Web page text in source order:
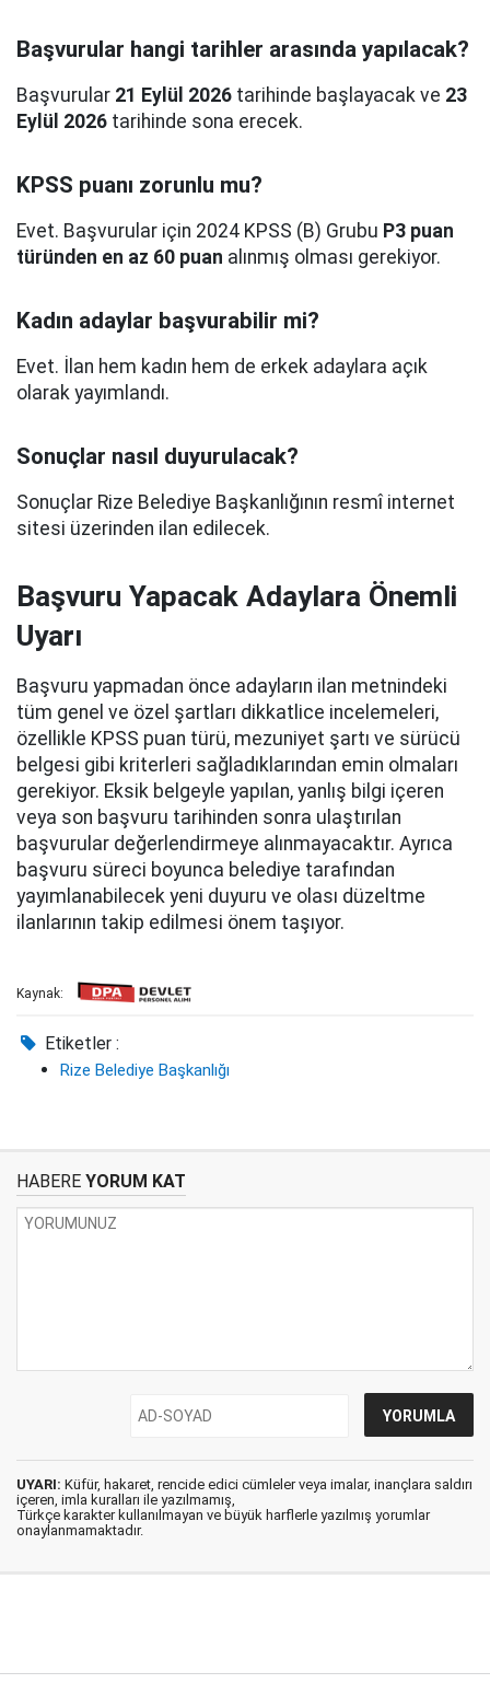
Başvurular hangi tarihler arasında yapılacak?
Başvurular 21 Eylül 2026 tarihinde başlayacak ve 23
Eylül 2026 tarihinde sona erecek.
KPSS puanı zorunlu mu?
Evet. Başvurular için 2024 KPSS (B) Grubu P3 puan
türünden en az 60 puan alınmış olması gerekiyor.
Kadın adaylar başvurabilir mi?
Evet. İlan hem kadın hem de erkek adaylara açık
olarak yayımlandı.
Sonuçlar nasıl duyurulacak?
Sonuçlar Rize Belediye Başkanlığının resmî internet
sitesi üzerinden ilan edilecek.
Başvuru Yapacak Adaylara Önemli
Uyarı
Başvuru yapmadan önce adayların ilan metnindeki
tüm genel ve özel şartları dikkatlice incelemeleri,
özellikle KPSS puan türü, mezuniyet şartı ve sürücü
belgesi gibi kriterleri sağladıklarından emin olmaları
gerekiyor. Eksik belgeyle yapılan, yanlış bilgi içeren
veya son başvuru tarihinden sonra ulaştırılan
başvurular değerlendirmeye alınmayacaktır. Ayrıca
başvuru süreci boyunca belediye tarafından
yayımlanabilecek yeni duyuru ve olası düzeltme
ilanlarının takip edilmesi önem taşıyor.
Kaynak:
Etiketler :
Rize Belediye Başkanlığı
HABERE YORUM KAT
UYARI: Küfür, hakaret, rencide edici cümleler veya imalar, inançlara saldırı
içeren, imla kuralları ile yazılmamış,
Türkçe karakter kullanılmayan ve büyük harflerle yazılmış yorumlar
onaylanmamaktadır.